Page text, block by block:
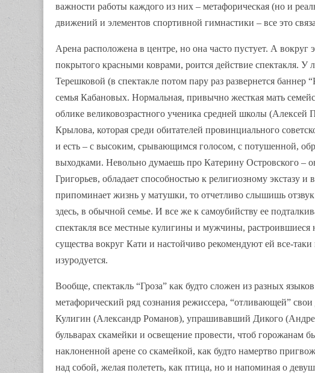
важности работы каждого из них – метафорическая (но и
движений и элементов спортивной гимнастики – все это
Арена расположена в центре, но она часто пустует. А
покрытого красными коврами, роится действие спектакля. У
Терешковой (в спектакле потом пару раз развернется
семья Кабановых. Нормальная, привычно жесткая мать
облике великовозрастного ученика средней школы
Крылова, которая среди обитателей провинциального
и есть – с высоким, срывающимся голосом, с потушенной,
выходками. Невольно думаешь про Катерину Островского –
Григорьев, обладает способностью к религиозному экстазу
припоминает жизнь у матушки, то отчетливо слышишь
здесь, в обычной семье. И все же к самоубийству ее
спектакля все местные кулигины и мужчины,
существа вокруг Кати и настойчиво рекомендуют ей все-
изуродуется.
Вообще, спектакль “Гроза” как будто сложен из разных
метафорический ряд сознания режиссера, “отливающей”
Кулигин (Александр Романов), упрашивавший Дикого
бульварах скамейки и освещение провести, чтоб горожанам
наклоненной арене со скамейкой, как будто намертво
над собой, желая полететь, как птица, но и напоминая о